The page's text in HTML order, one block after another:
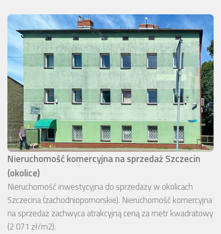
Nieruchomość komercyjna na sprzedaż Szczecin
(okolice)
Nieruchomość inwestycyjna do sprzedaży w okolicach
Szczecina (zachodniopomorskie). Nieruchomość komercyjna
na sprzedaż zachwyca atrakcyjną ceną za metr kwadratowy
(2 071 zł/m2).